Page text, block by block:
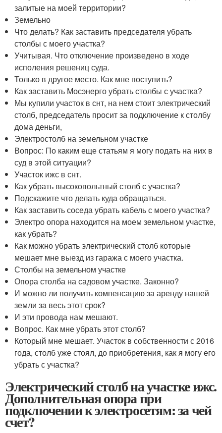
залитые на моей территории?
Земельно
Что делать? Как заставить председателя убрать
столбы с моего участка?
Учитывая. Что отключение произведено в ходе
исполения решениц суда.
Только в другое место. Как мне поступить?
Как заставить Мосэнерго убрать столбы с участка?
Мы купили участок в снт, на нем стоит электрический
столб, председатель просит за подключение к столбу
дома деньги,
Электростолб на земельном участке
Вопрос: По каким еще статьям я могу подать на них в
суд в этой ситуации?
Участок ижс в снт.
Как убрать высоковольтный столб с участка?
Подскажите что делать куда обращаться.
Как заставить соседа убрать кабель с моего участка?
Электро опора находится на моем земельном участке,
как убрать?
Как можно убрать электрический столб которые
мешает мне выезд из гаража с моего участка.
Столбы на земельном участке
Опора столба на садовом участке. Законно?
И можно ли получить компенсацию за аренду нашей
земли за весь этот срок?
И эти провода нам мешают.
Вопрос. Как мне убрать этот столб?
Который мне мешает. Участок в собственности с 2016
года, столб уже стоял, до приобретения, как я могу его
убрать с участка?
Электрический столб на участке ижс.
Дополнительная опора при
подключении к электросетям: за чей
счет?